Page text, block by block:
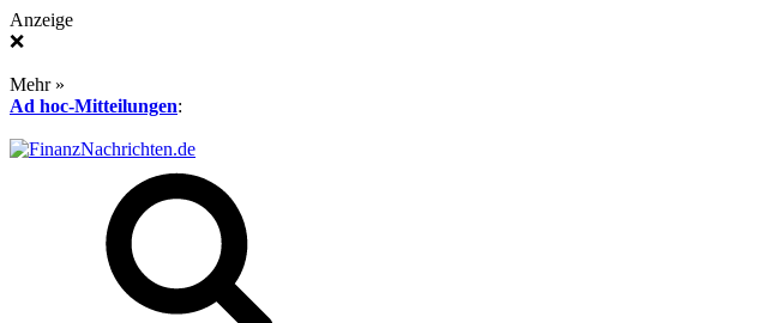
Anzeige
❌
Mehr »
Ad hoc-Mitteilungen: